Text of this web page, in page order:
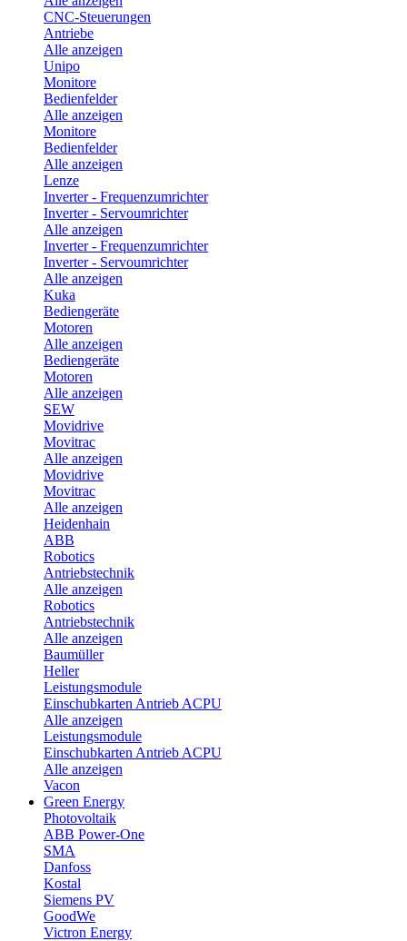
CNC-Steuerungen
Antriebe
Alle anzeigen
Unipo
Monitore
Bedienfelder
Alle anzeigen
Monitore
Bedienfelder
Alle anzeigen
Lenze
Inverter - Frequenzumrichter
Inverter - Servoumrichter
Alle anzeigen
Inverter - Frequenzumrichter
Inverter - Servoumrichter
Alle anzeigen
Kuka
Bediengeräte
Motoren
Alle anzeigen
Bediengeräte
Motoren
Alle anzeigen
SEW
Movidrive
Movitrac
Alle anzeigen
Movidrive
Movitrac
Alle anzeigen
Heidenhain
ABB
Robotics
Antriebstechnik
Alle anzeigen
Robotics
Antriebstechnik
Alle anzeigen
Baumüller
Heller
Leistungsmodule
Einschubkarten Antrieb ACPU
Alle anzeigen
Leistungsmodule
Einschubkarten Antrieb ACPU
Alle anzeigen
Vacon
Green Energy
Photovoltaik
ABB Power-One
SMA
Danfoss
Kostal
Siemens PV
GoodWe
Victron Energy